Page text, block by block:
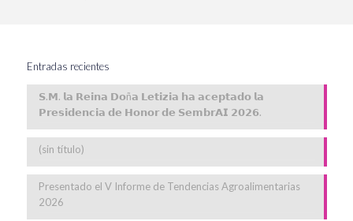
Entradas recientes
𝗦.𝗠. 𝗹𝗮 𝗥𝗲𝗶𝗻𝗮 𝗗𝗼ñ𝗮 𝗟𝗲𝘁𝗶𝘇𝗶𝗮 𝗵𝗮 𝗮𝗰𝗲𝗽𝘁𝗮𝗱𝗼 𝗹𝗮
𝗣𝗿𝗲𝘀𝗶𝗱𝗲𝗻𝗰𝗶𝗮 𝗱𝗲 𝗛𝗼𝗻𝗼𝗿 𝗱𝗲 𝗦𝗲𝗺𝗯𝗿𝗔𝗜 𝟮𝟬𝟮𝟲.
(sin título)
Presentado el V Informe de Tendencias Agroalimentarias
2026